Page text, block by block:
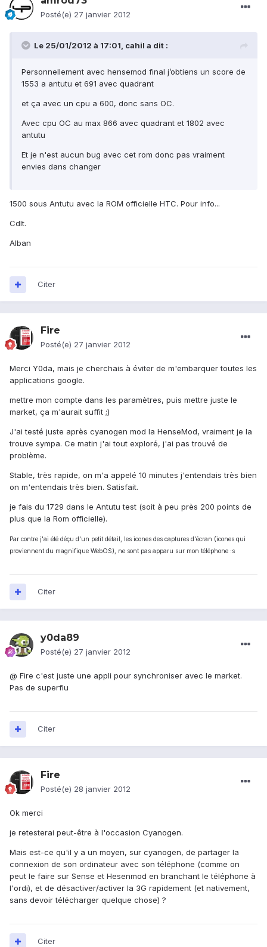
Posté(e) 27 janvier 2012
Le 25/01/2012 à 17:01, cahil a dit :
Personnellement avec hensemod final j’obtiens un score de
1553 a antutu et 691 avec quadrant
et ça avec un cpu a 600, donc sans OC.
Avec cpu OC au max 866 avec quadrant et 1802 avec
antutu
Et je n'est aucun bug avec cet rom donc pas vraiment
envies dans changer
1500 sous Antutu avec la ROM officielle HTC. Pour info...
Cdlt.
Alban
Citer
Fire
Posté(e) 27 janvier 2012
Merci Y0da, mais je cherchais à éviter de m'embarquer toutes les
applications google.
mettre mon compte dans les paramètres, puis mettre juste le
market, ça m'aurait suffit ;)
J'ai testé juste après cyanogen mod la HenseMod, vraiment je la
trouve sympa. Ce matin j'ai tout exploré, j'ai pas trouvé de
problème.
Stable, très rapide, on m'a appelé 10 minutes j'entendais très bien
on m'entendais très bien. Satisfait.
je fais du 1729 dans le Antutu test (soit à peu près 200 points de
plus que la Rom officielle).
Par contre j'ai été déçu d'un petit détail, les icones des captures d'écran (icones qui
proviennent du magnifique WebOS), ne sont pas apparu sur mon téléphone :s
Citer
y0da89
Posté(e) 27 janvier 2012
@ Fire c'est juste une appli pour synchroniser avec le market.
Pas de superflu
Citer
Fire
Posté(e) 28 janvier 2012
Ok merci
je retesterai peut-être à l'occasion Cyanogen.
Mais est-ce qu'il y a un moyen, sur cyanogen, de partager la
connexion de son ordinateur avec son téléphone (comme on
peut le faire sur Sense et Hesenmod en branchant le téléphone à
l'ordi), et de désactiver/activer la 3G rapidement (et nativement,
sans devoir télécharger quelque chose) ?
Citer